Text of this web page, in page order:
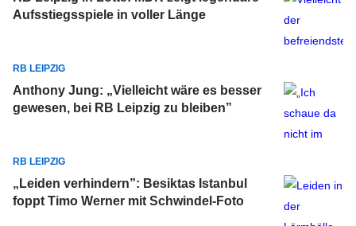
Aufsstiegsspiele in voller Länge
RB LEIPZIG
Anthony Jung: „Vielleicht wäre es besser
gewesen, bei RB Leipzig zu bleiben”
RB LEIPZIG
„Leiden verhindern”: Besiktas Istanbul
foppt Timo Werner mit Schwindel-Foto